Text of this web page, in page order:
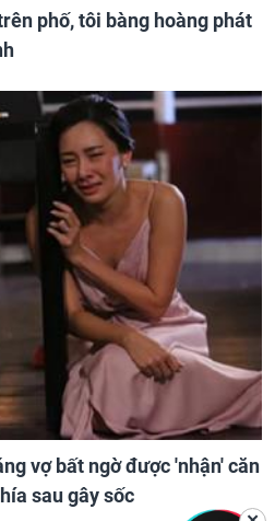
phố, tôi bàng hoàng phát
vợ bất ngờ được 'nhận' căn
sau gây sốc